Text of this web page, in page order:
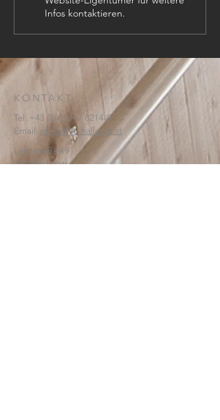
Infos kontaktieren.
KONTAKT:
Tel: +43 (0) 6134 / 8214-0
Email: office@htl-hallstatt.at
Lahnstraße 69
4830 Hallstatt